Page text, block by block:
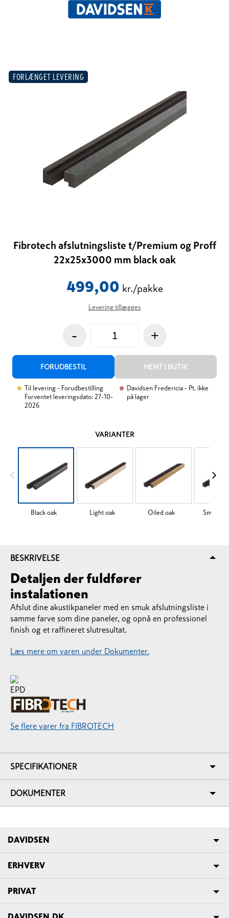
FORLÆNGET LEVERING
Fibrotech afslutningsliste t/Premium og Proff
22x25x3000 mm black oak
499,00 kr./pakke
Levering tillægges
- +
FORUDBESTIL HENT I BUTIK
Til levering - Forudbestilling
Forventet leveringsdato: 27-10-
2026
Davidsen Fredericia - Pt. ikke
på lager
VARIANTER
Black oak Light oak Oiled oak Smoked
BESKRIVELSE
Detaljen der fuldfører
instalationen
Afslut dine akustikpaneler med en smuk afslutningsliste i
samme farve som dine paneler, og opnå en professionel
finish og et raffineret slutresultat.
Læs mere om varen under Dokumenter.
Se flere varer fra FIBROTECH
SPECIFIKATIONER
DOKUMENTER
DAVIDSEN
ERHVERV
PRIVAT